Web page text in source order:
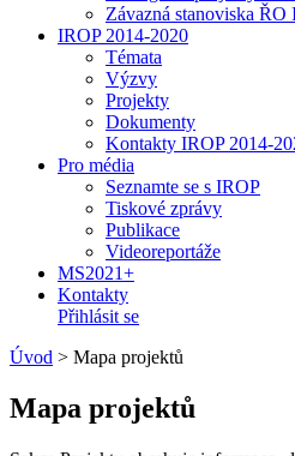
Závazná stanoviska ŘO
IROP 2014-2020
Témata
Výzvy
Projekty
Dokumenty
Kontakty IROP 2014-
Pro média
Seznamte se s IROP
Tiskové zprávy
Publikace
Videoreportáže
MS2021+
Kontakty
Přihlásit se
Úvod > Mapa projektů
Mapa projektů